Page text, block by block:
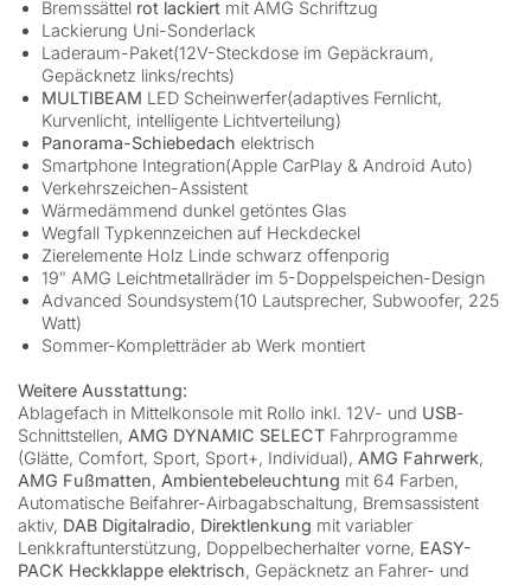
Bremssättel rot lackiert mit AMG Schriftzug
Lackierung Uni-Sonderlack
Laderaum-Paket(12V-Steckdose im Gepäckraum,
Gepäcknetz links/rechts)
MULTIBEAM LED Scheinwerfer(adaptives Fernlicht,
Kurvenlicht, intelligente Lichtverteilung)
Panorama-Schiebedach elektrisch
Smartphone Integration(Apple CarPlay & Android Auto)
Verkehrszeichen-Assistent
Wärmedämmend dunkel getöntes Glas
Wegfall Typkennzeichen auf Heckdeckel
Zierelemente Holz Linde schwarz offenporig
19″ AMG Leichtmetallräder im 5-Doppelspeichen-Design
Advanced Soundsystem(10 Lautsprecher, Subwoofer, 225
Watt)
Sommer-Kompletträder ab Werk montiert
Weitere Ausstattung:
Ablagefach in Mittelkonsole mit Rollo inkl. 12V- und USB-
Schnittstellen, AMG DYNAMIC SELECT Fahrprogramme
(Glätte, Comfort, Sport, Sport+, Individual), AMG Fahrwerk,
AMG Fußmatten, Ambientebeleuchtung mit 64 Farben,
Automatische Beifahrer-Airbagabschaltung, Bremsassistent
aktiv, DAB Digitalradio, Direktlenkung mit variabler
Lenkkraftunterstützung, Doppelbecherhalter vorne, EASY-
PACK Heckklappe elektrisch, Gepäcknetz an Fahrer- und